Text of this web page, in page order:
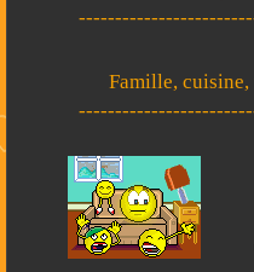
Famille,